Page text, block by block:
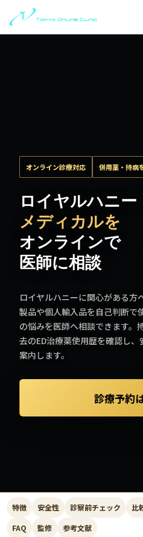
Home>ED治療ED治し方
オンライン診療対応 併用薬・持病
ロイヤルハニー
メディカルを
オンラインで
医師に相談
ロイヤルハニーに関心がある方
製品や個人輸入品を自己判断で
の悩みを医師へ相談できます。
去のED治療薬使用歴を確認し
案内します。
診療予約
特徴 安全性 診察前チェック 比
FAQ
監修 参考文献